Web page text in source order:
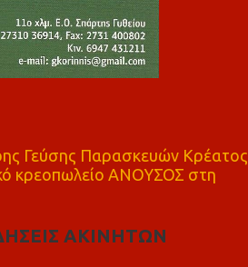
Γεύσης Παρασκευών Κρέατος
κρεοπωλείο ΑΝΟΥΣΟΣ στη
ΑΚΙΝΗΤΩΝ